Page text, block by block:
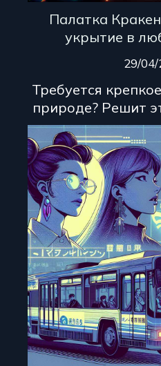
Палатка
укрытие в
29/
Требуется
природе? Решит